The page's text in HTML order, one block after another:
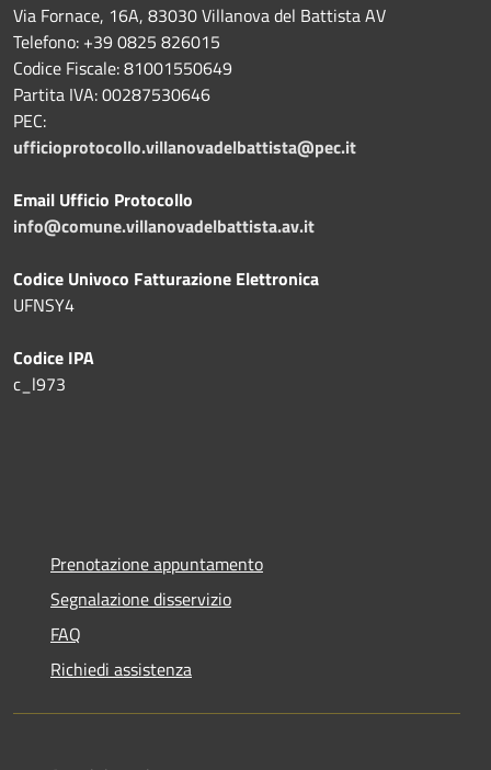
Via Fornace, 16A, 83030 Villanova del Battista AV
Telefono: +39 0825 826015
Codice Fiscale: 81001550649
Partita IVA: 00287530646
PEC:
ufficioprotocollo.villanovadelbattista@pec.it
Email Ufficio Protocollo
info@comune.villanovadelbattista.av.it
Codice Univoco Fatturazione Elettronica
UFNSY4
Codice IPA
c_l973
Prenotazione appuntamento
Segnalazione disservizio
FAQ
Richiedi assistenza